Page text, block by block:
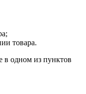
товара.
в одном из пунктов